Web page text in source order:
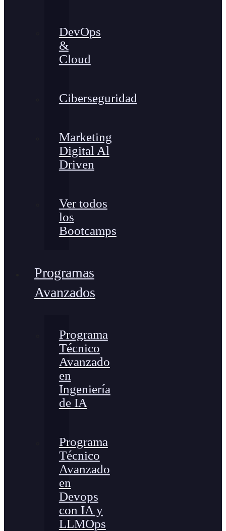
DevOps
&
Cloud
Ciberseguridad
Marketing
Digital Al
Driven
Ver todos
los
Bootcamps
Programas
Avanzados
Programa
Técnico
Avanzado
en
Ingeniería
de IA
Programa
Técnico
Avanzado
en
Devops
con IA y
LLMOps